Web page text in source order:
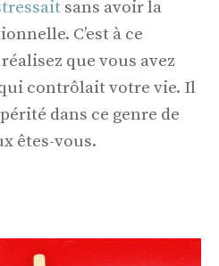
sans avoir la
C’est à ce
que vous avez
contrôlait votre vie. Il
dans ce genre de
êtes-vous.